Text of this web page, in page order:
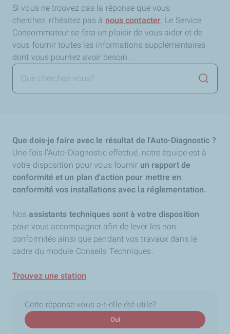
Si vous ne trouvez pas la réponse que vous
cherchez, n'hésitez pas à nous contacter. Le Service
Consommateur se fera un plaisir de vous aider et de
vous fournir toutes les informations supplémentaires
dont vous pourriez avoir besoin.
Que dois-je faire avec le résultat de l'Auto-Diagnostic ?
Une fois l'Auto-Diagnostic effectué, notre équipe est à
votre disposition pour vous fournir un rapport de
conformité et un plan d'action pour mettre en
conformité vos installations avec la réglementation.
Nos assistants techniques sont à votre disposition
pour vous accompagner afin de lever les non
conformités ainsi que pendant vos travaux dans le
cadre du module Conseils Techniques.
Trouvez une station
Cette réponse vous a-t-elle été utile?
Oui